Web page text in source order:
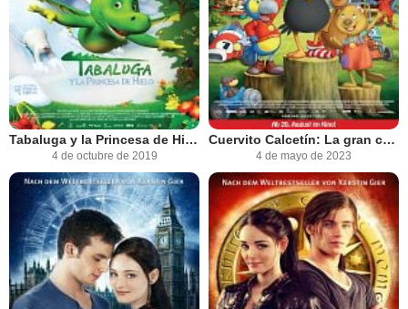
Tabaluga y la Princesa de Hielo
4 de octubre de 2019
Cuervito Calcetín: La gran carrera
4 de mayo de 2023